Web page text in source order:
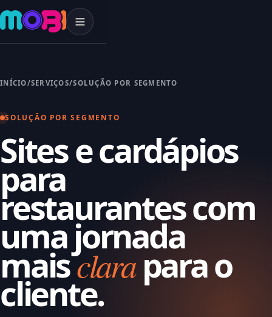
INÍCIO/SERVIÇOS/SOLUÇÃO POR SEGMENTO
SOLUÇÃO POR SEGMENTO
Sites e cardápios
para
restaurantescom
uma jornada
maisclarapara o
cliente.